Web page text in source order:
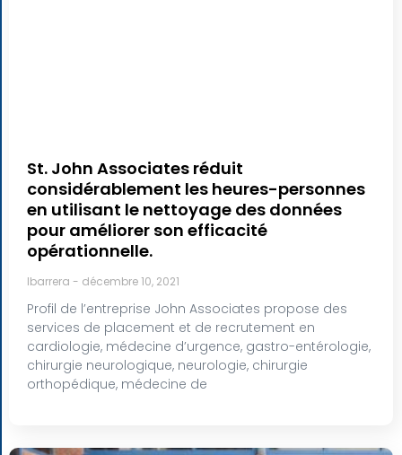
St. John Associates réduit
considérablement les heures-personnes
en utilisant le nettoyage des données
pour améliorer son efficacité
opérationnelle.
lbarrera décembre 10, 2021
Profil de l’entreprise John Associates propose des
services de placement et de recrutement en
cardiologie, médecine d’urgence, gastro-entérologie,
chirurgie neurologique, neurologie, chirurgie
orthopédique, médecine de